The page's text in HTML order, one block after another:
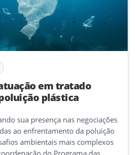
em tratado
plástica
sua presença nas negociações
ao enfrentamento da poluição
ambientais mais complexos
do Programa das